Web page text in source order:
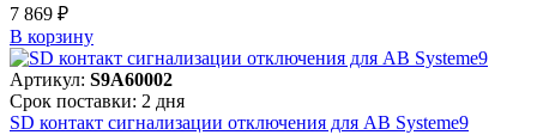
7 869 ₽
В корзинy
Артикул: S9A60002
Срок поставки: 2 дня
SD контакт сигнализации отключения для АВ Systeme9